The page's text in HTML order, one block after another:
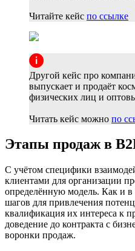
Читайте кейс по ссылке
Другой кейс про
выпускает и продаёт
физических лиц и
Читать кейс можно по
Этапы продаж в
С учётом специфики
клиентами для организации
определённую модель. Как и
шагов для привлечения
квалификация их интереса к
доведение до контракта с
воронки продаж.